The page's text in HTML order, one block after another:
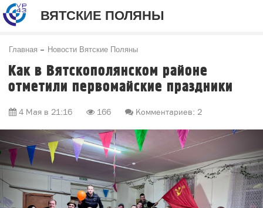
ВЯТСКИЕ ПОЛЯНЫ
Главная Новости Вятские Поляны
Как в Вятскополянском районе
отметили первомайские праздники
4 Мая в 21:16 166 Комментариев: 2